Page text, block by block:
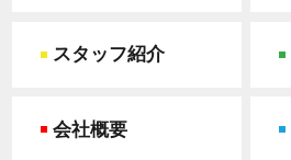
スタッフ紹介
会社概要